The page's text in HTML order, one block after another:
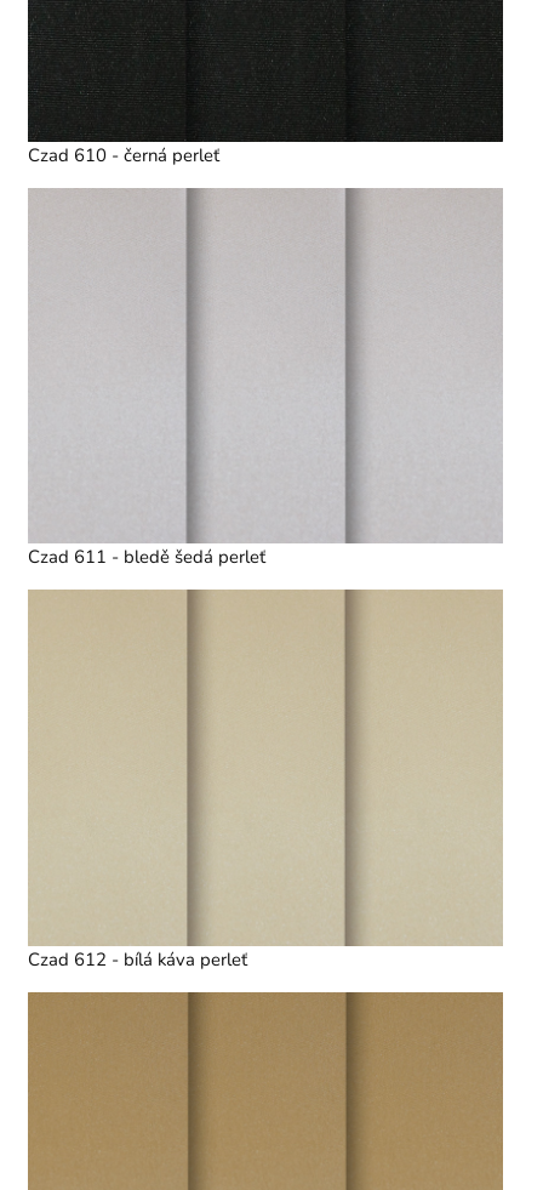
Czad 610 - černá perleť
Czad 611 - bledě šedá perleť
Czad 612 - bílá káva perleť